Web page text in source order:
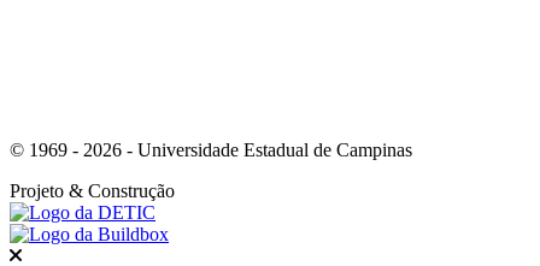
© 1969 - 2026 - Universidade Estadual de Campinas
Projeto & Construção
Fechar